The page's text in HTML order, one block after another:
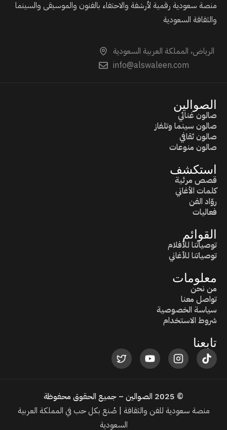
منصة سعودية رقمية لأرشفة والاحتفاء بالفنون والموسيقى والسينما
والثقافة السعودية
الرياض، المملكة العربية السعودية
info@alswaleen.com
الصوالين
صالون غنائي
صالون سينما وتلفاز
صالون ثقافي
صالون منوعات
استكشف
قصص مرئية
كلمات الأغاني
روّاد الفن
فعاليات
القوائم
توصياتنا للأفلام
توصياتنا للأغاني
معلومات
من نحن
تواصل معنا
سياسة الخصوصية
شروط الاستخدام
تابعنا
© 2025 الصوالين – جميع الحقوق محفوظة
منصة سعودية للفن والثقافة | صُنع بكل حب في المملكة العربية
السعودية